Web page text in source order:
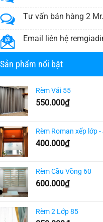
Tư vấn bán hàng 2
Email liên hệ
Sản phẩm nổi bật
Rèm Vải 55
550.000₫
Rèm Roman xếp lớp -
400.000₫
Rèm Cầu Vồng 60
600.000₫
Rèm 2 Lớp 85